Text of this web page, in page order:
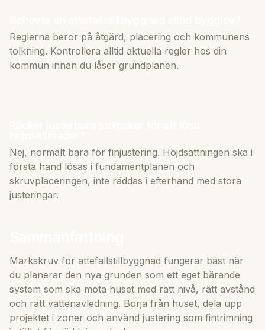
Reglerna beror på åtgärd, placering och kommunens
tolkning. Kontrollera alltid aktuella regler hos din
kommun innan du låser grundplanen.
Nej, normalt bara för finjustering. Höjdsättningen ska i
första hand lösas i fundamentplanen och
skruvplaceringen, inte räddas i efterhand med stora
justeringar.
Markskruv för attefallstillbyggnad fungerar bäst när
du planerar den nya grunden som ett eget bärande
system som ska möta huset med rätt nivå, rätt avstånd
och rätt vattenavledning. Börja från huset, dela upp
projektet i zoner och använd justering som fintrimning